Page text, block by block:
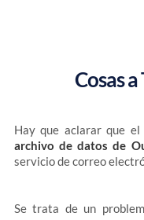
Cosas
Hay que aclarar que
archivo de datos de
servicio de correo
Se trata de un